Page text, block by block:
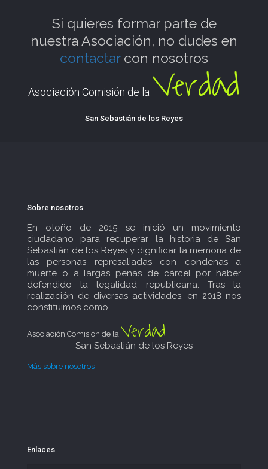
Si quieres formar parte de
nuestra Asociación, no dudes en
contactarcon nosotros
Asociación Comisión de la Verdad
San Sebastián de los Reyes
Sobre nosotros
En otoño de 2015 se inició un movimiento
ciudadano para recuperar la historia de San
Sebastián de los Reyes y dignificar la memoria de
las personas represaliadas con condenas a
muerte o a largas penas de cárcel por haber
defendido la legalidad republicana. Tras la
realización de diversas actividades, en 2018 nos
constituímos como
Asociación Comisión de la Verdad
San Sebastián de los Reyes
Más sobre nosotros
Enlaces